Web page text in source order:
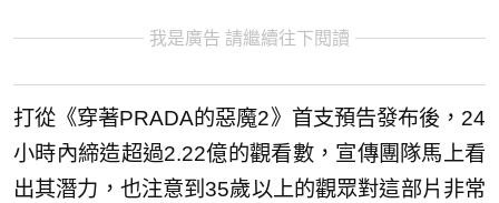
我是廣告 請繼續往下閱讀
打從《穿著PRADA的惡魔2》首支預告發布後，24
小時內締造超過2.22億的觀看數，宣傳團隊馬上看
出其潛力，也注意到35歲以上的觀眾對這部片非常